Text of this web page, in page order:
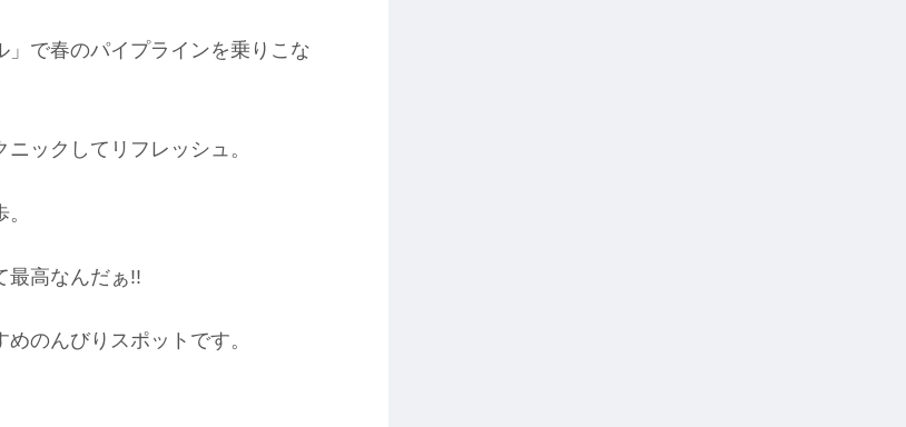
で春のパイプラインを乗りこな
ックしてリフレッシュ。
最高なんだぁ!!
のんびりスポットです。